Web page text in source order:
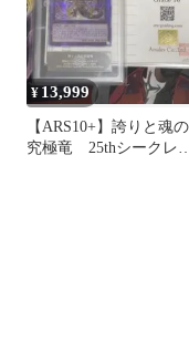
¥13,999
【ARS10+】誇りと魂の
究極竜 25thシークレッ